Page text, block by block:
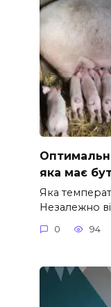
яка має
Яка
Незалежно
0 94